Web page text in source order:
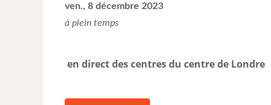
ven., 8 décembre 2023
à plein temps
en direct des centres du centre de Londre